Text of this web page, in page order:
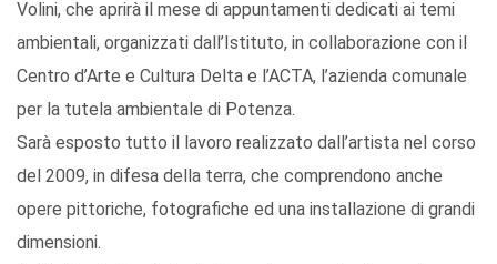
Volini, che aprirà il mese di appuntamenti dedicati ai temi
ambientali, organizzati dall’Istituto, in collaborazione con il
Centro d’Arte e Cultura Delta e l’ACTA, l’azienda comunale
per la tutela ambientale di Potenza.
Sarà esposto tutto il lavoro realizzato dall’artista nel corso
del 2009, in difesa della terra, che comprendono anche
opere pittoriche, fotografiche ed una installazione di grandi
dimensioni.